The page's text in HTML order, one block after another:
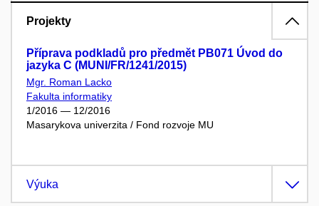
Projekty
Příprava podkladů pro předmět PB071 Úvod do
jazyka C (MUNI/FR/1241/2015)
Mgr. Roman Lacko
Fakulta informatiky
1/2016 — 12/2016
Masarykova univerzita / Fond rozvoje MU
Výuka